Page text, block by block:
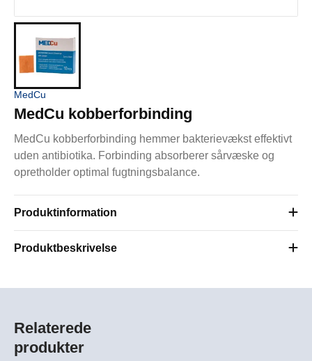
MedCu
MedCu kobberforbinding
MedCu kobberforbinding hemmer bakterievækst effektivt
uden antibiotika. Forbinding absorberer sårvæske og
opretholder optimal fugtningsbalance.
Produktinformation
Produktbeskrivelse
Relaterede
produkter